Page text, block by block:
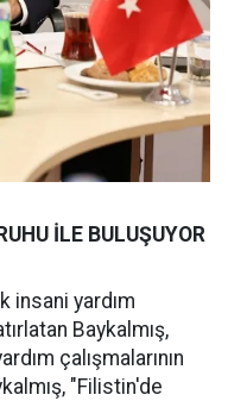
İLE BULUŞUYOR
insani yardım
Baykalmış,
çalışmalarının
"Filistin'de